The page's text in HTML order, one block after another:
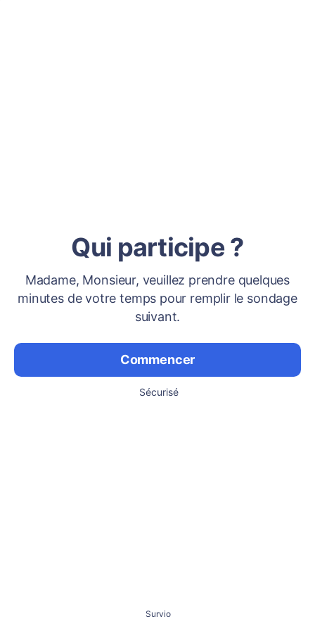
Qui participe ?
Madame, Monsieur, veuillez prendre quelques
minutes de votre temps pour remplir le sondage
suivant.
Commencer
Sécurisé
Survio